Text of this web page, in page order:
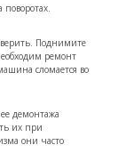
Поднимите
ремонт
сломается во
демонтажа
их при
они часто